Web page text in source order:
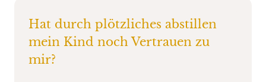
Hat durch plötzliches abstillen
mein Kind noch Vertrauen zu
mir?